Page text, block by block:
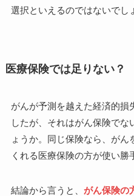
選択といえるのではないでし
医療保険では足りない
がんが予測を越えた経済的損
したが、それはがん保険でな
ょうか。同じ保険なら、が
くれる医療保険の方が使い勝
結論から言うと、 がん保険の